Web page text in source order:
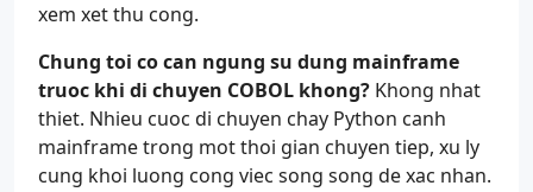
xem xet thu cong.
Chung toi co can ngung su dung mainframe
truoc khi di chuyen COBOL khong? Khong nhat
thiet. Nhieu cuoc di chuyen chay Python canh
mainframe trong mot thoi gian chuyen tiep, xu ly
cung khoi luong cong viec song song de xac nhan.